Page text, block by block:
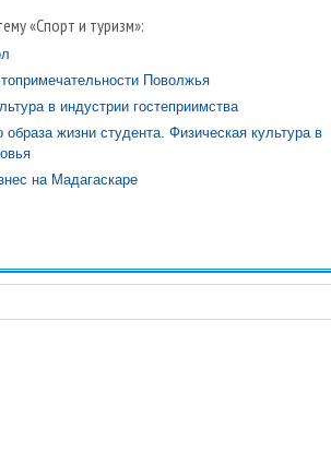
«Спорт и туризм»:
Поволжья
в индустрии гостеприимства
жизни студента. Физическая культура в
на Мадагаскаре